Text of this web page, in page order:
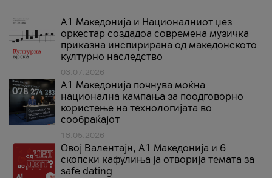
А1 Македонија и Националниот џез
оркестар создадоа современа музичка
приказна инспирирана од македонското
културно наследство
03.07.2026
A1 Македонија почнува моќна
национална кампања за поодговорно
користење на технологијата во
сообраќајот
18.05.2026
Овој Валентајн, A1 Македонија и 6
скопски кафулиња ја отворија темата за
safe dating